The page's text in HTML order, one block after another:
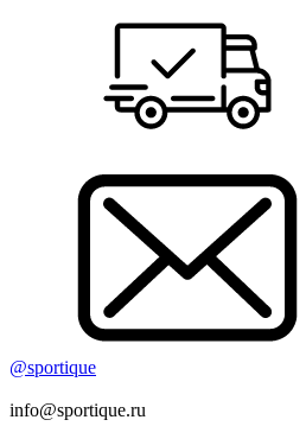
@sportique
info@sportique.ru